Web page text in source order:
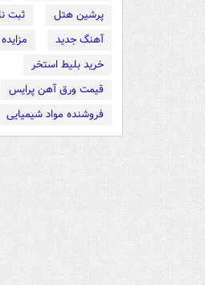
پرشین هتل
ثبت
آهنگ جدید
خرید بلیط استخر
قیمت ورق آهن پرایس
فروشنده مواد شیمیایی